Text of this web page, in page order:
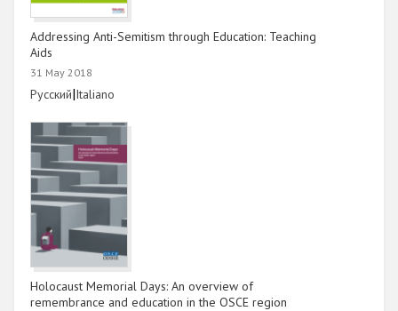
Addressing Anti-Semitism through Education: Teaching
Aids
31 May 2018
Link
Русский|Link
Italiano
Holocaust Memorial Days: An overview of
remembrance and education in the OSCE region